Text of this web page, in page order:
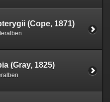
(Cope, 1871)
(Gray, 1825)